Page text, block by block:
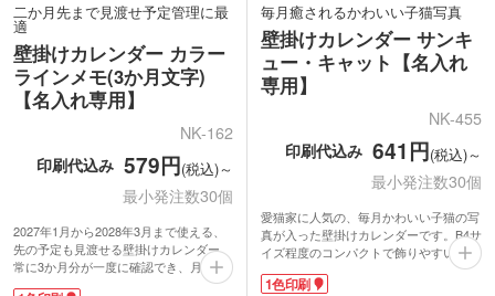
二か月先まで見渡せ予定管理に最
適
壁掛けカレンダー カラー
ラインメモ(3か月文字)
【名入れ専用】
NK-162
印刷代込み 579円(税込)～
最小発注数30個
2027年1月から2028年3月まで使える、
先の予定も見渡せる壁掛けカレンダー。
常に3か月分が一度に確認でき、月が終
わればミシン目で切り離して2か月先を
毎月癒されるかわいい子猫写真
壁掛けカレンダー サンキ
ュー・キャット【名入れ
専用】
NK-455
印刷代込み 641円(税込)～
最小発注数30個
愛猫家に人気の、毎月かわいい子猫の写
真が入った壁掛けカレンダーです。B4サ
イズ程度のコンパクトで飾りやすい大き
さ。スペースを選ばず、インテリアとし
て飾ってるだけで癒されますね。暦情報
1色印刷